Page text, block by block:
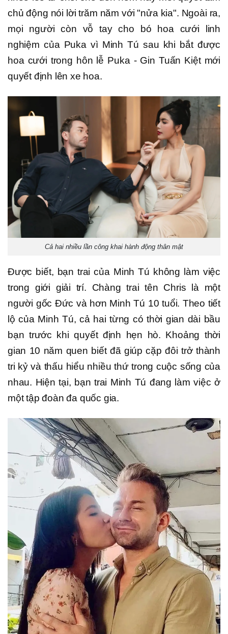
chủ động nói lời trăm năm với "nửa kia". Ngoài ra,
mọi người còn vỗ tay cho bó hoa cưới linh
nghiệm của Puka vì Minh Tú sau khi bắt được
hoa cưới trong hôn lễ Puka - Gin Tuấn Kiệt mới
quyết định lên xe hoa.
Cả hai nhiều lần công khai hành động thân mật
Được biết, bạn trai của Minh Tú không làm việc
trong giới giải trí. Chàng trai tên Chris là một
người gốc Đức và hơn Minh Tú 10 tuổi. Theo tiết
lộ của Minh Tú, cả hai từng có thời gian dài bầu
bạn trước khi quyết định hẹn hò. Khoảng thời
gian 10 năm quen biết đã giúp cặp đôi trở thành
tri kỷ và thấu hiểu nhiều thứ trong cuộc sống của
nhau. Hiện tại, bạn trai Minh Tú đang làm việc ở
một tập đoàn đa quốc gia.